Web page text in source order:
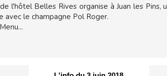
l'hôtel Belles Rives organise à Juan les Pins,
avec le champagne Pol Roger.